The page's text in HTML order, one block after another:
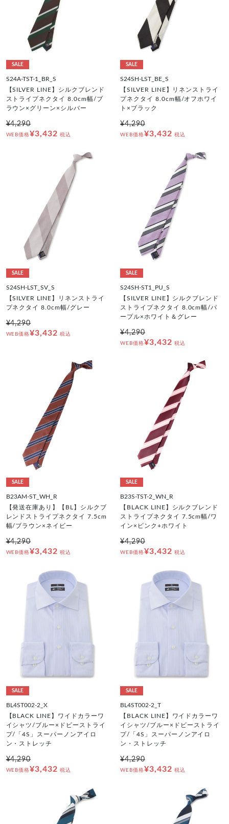
SALE
S24A-TST-1_BR_S
【SILVER LINE】シルクブレンド
ストライプネクタイ 8.0cm幅/ブ
ラウン×グリーン×シルバー
¥4,290
WEB価格¥3,432 税込
SALE
S24SH-LST_BE_S
【SILVER LINE】リネンストライ
プネクタイ 8.0cm幅/オフホワイ
ト×ブラック
¥4,290
WEB価格¥3,432 税込
SALE
S24SH-LST_SV_S
【SILVER LINE】リネンストライ
プネクタイ 8.0cm幅/グレー
¥4,290
WEB価格¥3,432 税込
SALE
S24SH-ST1_PU_S
【SILVER LINE】シルクブレンド
ストライプネクタイ 8.0cm幅/パ
ープル×ホワイト＆グレー
¥4,290
WEB価格¥3,432 税込
SALE
B23AM-ST_WH_R
【発送在庫あり】【BL】シルクブ
レンドストライプネクタイ 7.5cm
幅/ブラウン×ネイビー
¥4,290
WEB価格¥3,432 税込
SALE
B23S-TST-2_WN_R
【BLACK LINE】シルクブレンド
ストライプネクタイ 7.5cm幅/ワ
イン×ピンク+ホワイト
¥4,290
WEB価格¥3,432 税込
SALE
BL4ST002-2_X
【BLACK LINE】ワイドカラーワ
イシャツ/ブルー×ドビーストライ
プ/「4S」スーパーノンアイロ
ン・ストレッチ
¥4,290
WEB価格¥3,432 税込
SALE
BL4ST002-2_T
【BLACK LINE】ワイドカラーワ
イシャツ/ブルー×ドビーストライ
プ/「4S」スーパーノンアイロ
ン・ストレッチ
¥4,290
WEB価格¥3,432 税込